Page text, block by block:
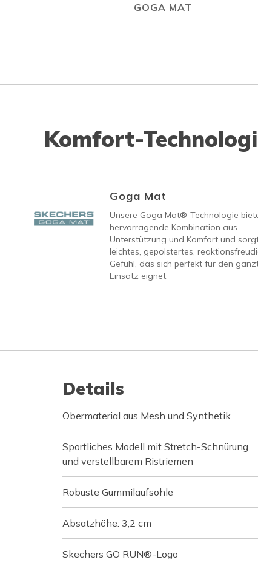
GOGA MAT
Komfort-
Goga Mat
Unsere Goga Mat®-Technologie
hervorragende Kombination aus
Unterstützung und Komfort und
leichtes, gepolstertes,
Gefühl, das sich perfekt für den
Einsatz eignet.
Details
Obermaterial aus Mesh und Synthetik
Sportliches Modell mit Stretch-Schnürung
und verstellbarem Ristriemen
Robuste Gummilaufsohle
Absatzhöhe: 3,2 cm
Skechers GO RUN®-Logo